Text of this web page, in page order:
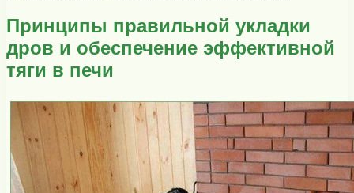
Принципы правильной укладки
дров и обеспечение эффективной
тяги в печи